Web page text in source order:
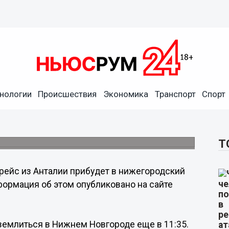
Происшествия Экономика Транспорт Спорт
с пятичасовой
из Анталии прибудет в нижегородский
об этом опубликовано на сайте
в Нижнем Новгороде еще в 11:35.